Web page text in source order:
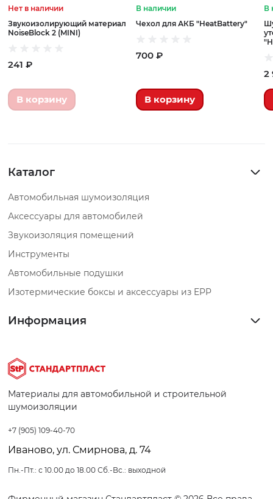
Нет в наличии
Звукоизолирующий материал
NoiseBlock 2 (MINI)
241 ₽
В корзину
В наличии
Чехол для АКБ "HeatBattery"
700 ₽
В корзину
В
2
Каталог
Автомобильная шумоизоляция
Аксессуары для автомобилей
Звукоизоляция помещений
Инструменты
Автомобильные подушки
Изотермические боксы и аксессуары из EPP
Информация
Материалы для автомобильной и строительной
шумоизоляции
+7 (905) 109-40-70
Иваново, ул. Смирнова, д. 74
Пн.-Пт.: с 10.00 до 18.00 Сб.-Вс.: выходной